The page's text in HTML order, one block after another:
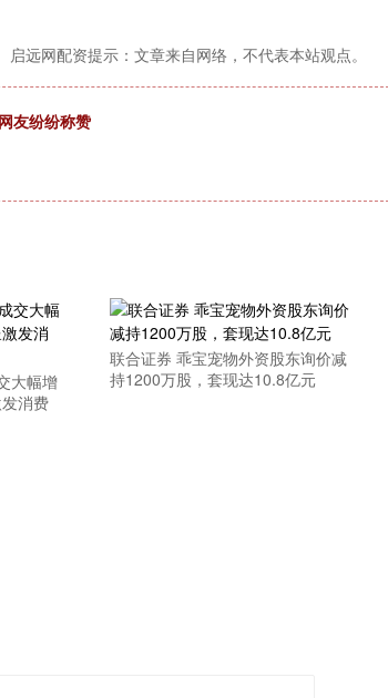
启远网配资提示：文章来自网络，不代表本站观点。
友纷纷称赞
大幅增
消费
联合证券 乖宝宠物外资股东询价减
持1200万股，套现达10.8亿元
沪深300 4651.31 -6.85 -0.15%